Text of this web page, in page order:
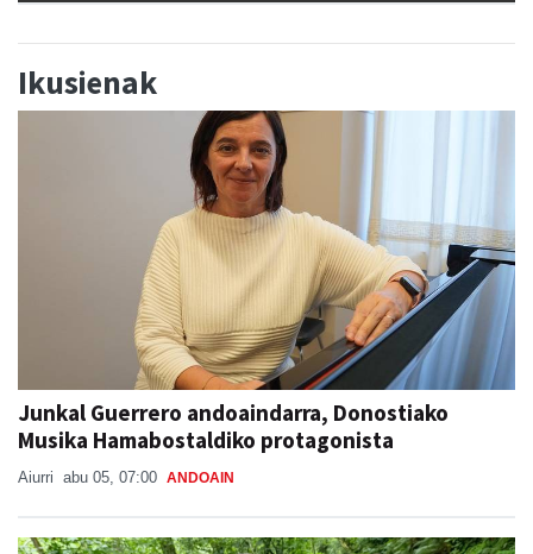
Ikusienak
Junkal Guerrero andoaindarra, Donostiako
Musika Hamabostaldiko protagonista
Aiurri abu 05, 07:00 ANDOAIN